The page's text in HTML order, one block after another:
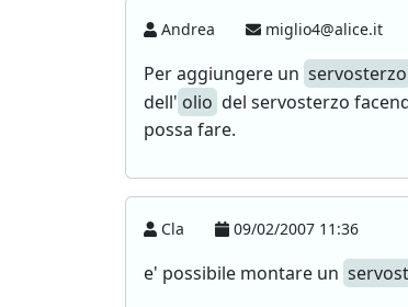
Andrea miglio4@alice.it
Per aggiungere un servosterzo
dell' olio del servosterzo
possa fare.
Cla 09/02/2007 11:36
e' possibile montare un